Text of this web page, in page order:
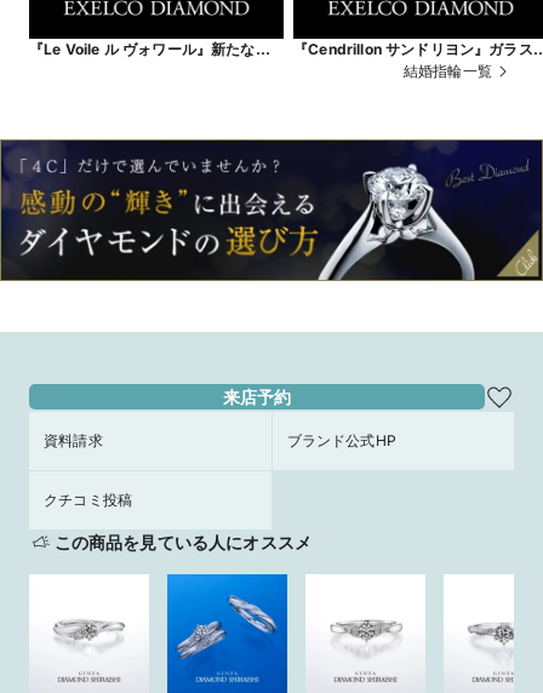
『Le Voile ル ヴォワール』新たなる
『Cendrillon サンドリヨン』ガラス
靴が導く、永遠の幸福結婚指輪一覧
来店予約
資料請求 ブランド公式HP
クチコミ投稿
この商品を見ている人にオススメ